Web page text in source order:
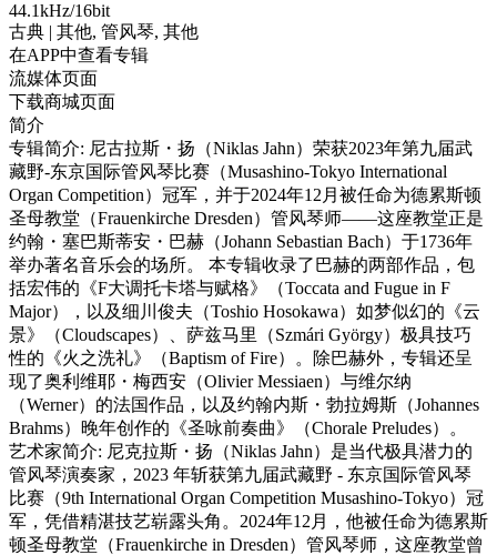
44.1kHz/16bit
古典 | 其他, 管风琴, 其他
在APP中查看专辑
流媒体页面
下载商城页面
简介
专辑简介: 尼古拉斯・扬（Niklas Jahn）荣获2023年第九届武
藏野-东京国际管风琴比赛（Musashino-Tokyo International
Organ Competition）冠军，并于2024年12月被任命为德累斯顿
圣母教堂（Frauenkirche Dresden）管风琴师——这座教堂正是
约翰・塞巴斯蒂安・巴赫（Johann Sebastian Bach）于1736年
举办著名音乐会的场所。 本专辑收录了巴赫的两部作品，包
括宏伟的《F大调托卡塔与赋格》（Toccata and Fugue in F
Major），以及细川俊夫（Toshio Hosokawa）如梦似幻的《云
景》（Cloudscapes）、萨兹马里（Szmári György）极具技巧
性的《火之洗礼》（Baptism of Fire）。除巴赫外，专辑还呈
现了奥利维耶・梅西安（Olivier Messiaen）与维尔纳
（Werner）的法国作品，以及约翰内斯・勃拉姆斯（Johannes
Brahms）晚年创作的《圣咏前奏曲》（Chorale Preludes）。
艺术家简介: 尼克拉斯・扬（Niklas Jahn）是当代极具潜力的
管风琴演奏家，2023 年斩获第九届武藏野 - 东京国际管风琴
比赛（9th International Organ Competition Musashino-Tokyo）冠
军，凭借精湛技艺崭露头角。2024年12月，他被任命为德累斯
顿圣母教堂（Frauenkirche in Dresden）管风琴师，这座教堂曾